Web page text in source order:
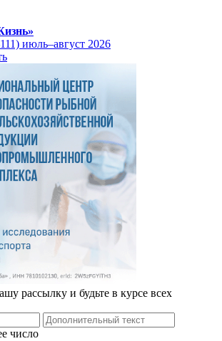
июль–август 2026
рассылку и будьте в курсе всех
число